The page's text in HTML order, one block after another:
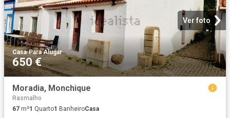
Ver foto
Casa·Para Alugar
650 €
Moradia, Monchique
Rasmalho
67 m²1 Quarto1 BanheiroCasa